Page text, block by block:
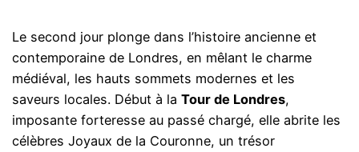
Le second jour plonge dans l’histoire ancienne et
contemporaine de Londres, en mêlant le charme
médiéval, les hauts sommets modernes et les
saveurs locales. Début à laTour de Londres,
imposante forteresse au passé chargé, elle abrite les
célèbres Joyaux de la Couronne, un trésor